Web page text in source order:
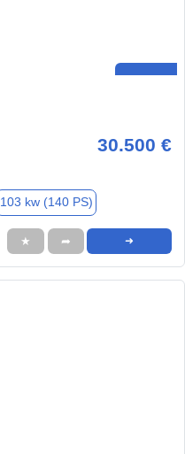
30.500 €
103 kw (140 PS)
★ ➦ ➜